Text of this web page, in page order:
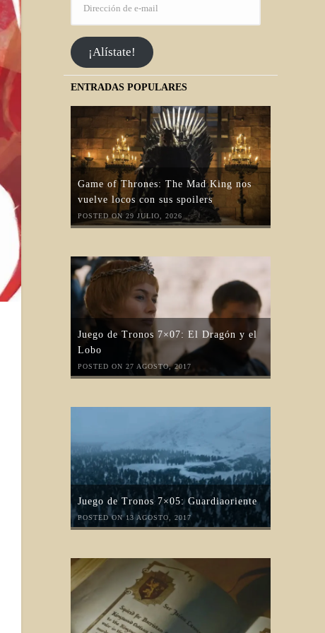
¡Alístate!
ENTRADAS POPULARES
Game of Thrones: The Mad King nos
vuelve locos con sus spoilers
POSTED ON 29 JULIO, 2026
Juego de Tronos 7×07: El Dragón y el
Lobo
POSTED ON 27 AGOSTO, 2017
Juego de Tronos 7×05: Guardiaoriente
POSTED ON 13 AGOSTO, 2017